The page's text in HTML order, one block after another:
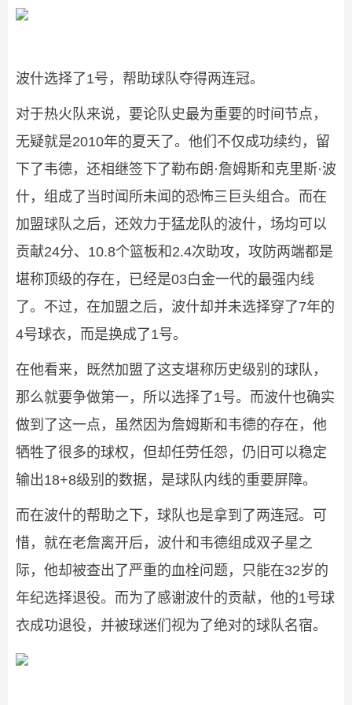
波什选择了1号，帮助球队夺得两连冠。
对于热火队来说，要论队史最为重要的时间节点，
无疑就是2010年的夏天了。他们不仅成功续约，留
下了韦德，还相继签下了勒布朗·詹姆斯和克里斯·波
什，组成了当时闻所未闻的恐怖三巨头组合。而在
加盟球队之后，还效力于猛龙队的波什，场均可以
贡献24分、10.8个篮板和2.4次助攻，攻防两端都是
堪称顶级的存在，已经是03白金一代的最强内线
了。不过，在加盟之后，波什却并未选择穿了7年的
4号球衣，而是换成了1号。
在他看来，既然加盟了这支堪称历史级别的球队，
那么就要争做第一，所以选择了1号。而波什也确实
做到了这一点，虽然因为詹姆斯和韦德的存在，他
牺牲了很多的球权，但却任劳任怨，仍旧可以稳定
输出18+8级别的数据，是球队内线的重要屏障。
而在波什的帮助之下，球队也是拿到了两连冠。可
惜，就在老詹离开后，波什和韦德组成双子星之
际，他却被查出了严重的血栓问题，只能在32岁的
年纪选择退役。而为了感谢波什的贡献，他的1号球
衣成功退役，并被球迷们视为了绝对的球队名宿。